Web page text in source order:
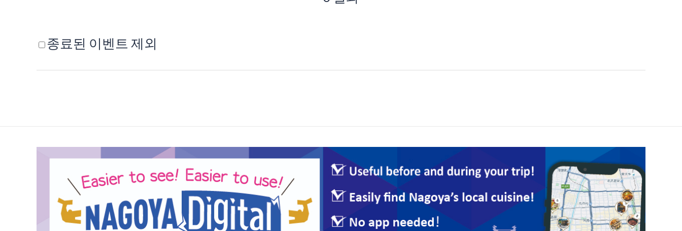
종료된 이벤트 제외